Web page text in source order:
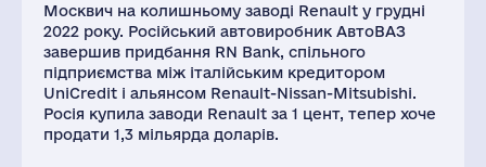
Москвич на колишньому заводі Renault у грудні
2022 року. Російський автовиробник АвтоВАЗ
завершив придбання RN Bank, спільного
підприємства між італійським кредитором
UniCredit і альянсом Renault-Nissan-Mitsubishi.
Росія купила заводи Renault за 1 цент, тепер хоче
продати 1,3 мільярда доларів.